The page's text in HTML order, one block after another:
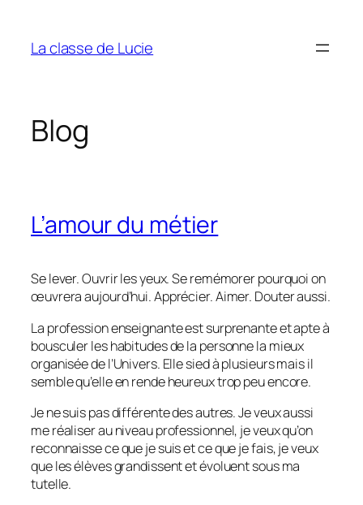
contenu
La classe de Lucie
Blog
L’amour du métier
Se lever. Ouvrir les yeux. Se remémorer pourquoi on
œuvrera aujourd’hui. Apprécier. Aimer. Douter aussi.
La profession enseignante est surprenante et apte à
bousculer les habitudes de la personne la mieux
organisée de l’Univers. Elle sied à plusieurs mais il
semble qu’elle en rende heureux trop peu encore.
Je ne suis pas différente des autres. Je veux aussi
me réaliser au niveau professionnel, je veux qu’on
reconnaisse ce que je suis et ce que je fais, je veux
que les élèves grandissent et évoluent sous ma
tutelle.